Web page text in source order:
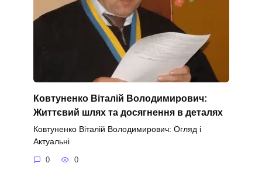
Ковтуненко Віталій Володимирович:
Життєвий шлях та досягнення в деталях
Ковтуненко Віталій Володимирович: Огляд і
Актуальні
0 0